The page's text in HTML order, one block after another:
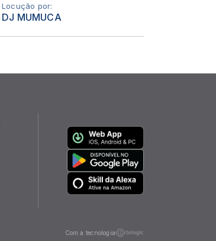
Locução por:
DJ MUMUCA
Com a tecnologia